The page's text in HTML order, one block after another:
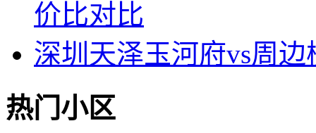
价比对比
深圳天泽玉河府vs周
热门小区